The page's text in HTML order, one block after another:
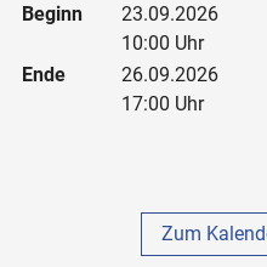
Beginn
23.09.2026
10:00 Uhr
Ende
26.09.2026
17:00 Uhr
Zum